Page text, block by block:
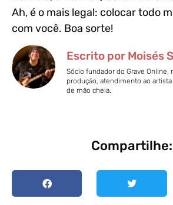
Ah, é o mais legal: colocar todo
com você. Boa sorte!
Escrito por Moisés
Sócio fundador do Grave Online,
produção, atendimento ao
de mão cheia.
Compartilhe: